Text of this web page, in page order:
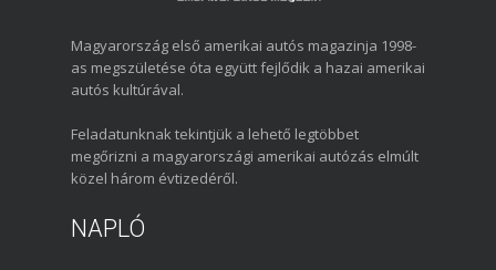
Magyarország első amerikai autós magazinja 1998-
as megszületése óta együtt fejlődik a hazai amerikai
autós kultúrával.
Feladatunknak tekintjük a lehető legtöbbet
megőrizni a magyarországi amerikai autózás elmúlt
közel három évtizedéről.
NAPLÓ